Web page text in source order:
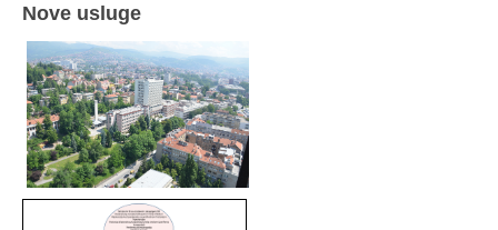
Nove usluge